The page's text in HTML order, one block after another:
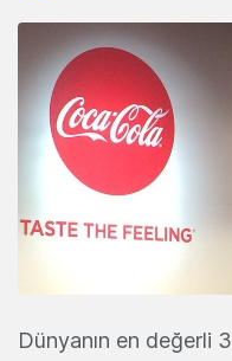
Dünyanın en değerli